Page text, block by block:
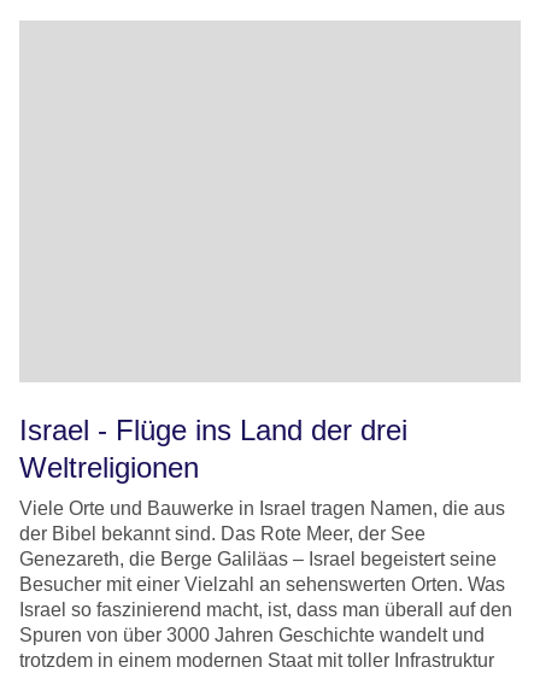
Israel - Flüge ins Land der drei
Weltreligionen
Viele Orte und Bauwerke in Israel tragen Namen, die aus
der Bibel bekannt sind. Das Rote Meer, der See
Genezareth, die Berge Galiläas – Israel begeistert seine
Besucher mit einer Vielzahl an sehenswerten Orten. Was
Israel so faszinierend macht, ist, dass man überall auf den
Spuren von über 3000 Jahren Geschichte wandelt und
trotzdem in einem modernen Staat mit toller Infrastruktur